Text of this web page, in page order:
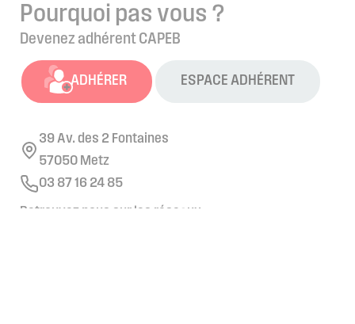
Pourquoi pas vous ?
Devenez adhérent CAPEB
ADHÉRER ESPACE ADHÉRENT
39 Av. des 2 Fontaines
57050 Metz
03 87 16 24 85
Retrouvez nous sur les réseaux